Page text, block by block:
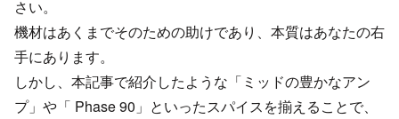
さい。
機材はあくまでそのための助けであり、本質はあなたの右
手にあります。
しかし、本記事で紹介したような「ミッドの豊かなアン
プ」や「 Phase 90」といったスパイスを揃えることで、